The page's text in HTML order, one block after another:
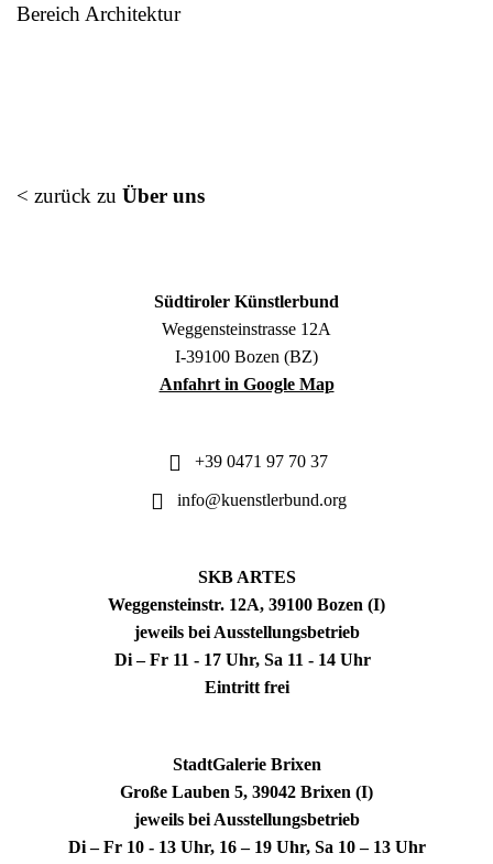
Bereich Architektur
< zurück zu Über uns
Südtiroler Künstlerbund
Weggensteinstrasse 12A
I-39100 Bozen (BZ)
Anfahrt in Google Map
+39 0471 97 70 37
info@kuenstlerbund.org
SKB ARTES
Weggensteinstr. 12A, 39100 Bozen (I)
jeweils bei Ausstellungsbetrieb
Di – Fr 11 - 17 Uhr, Sa 11 - 14 Uhr
Eintritt frei
StadtGalerie Brixen
Große Lauben 5, 39042 Brixen (I)
jeweils bei Ausstellungsbetrieb
Di – Fr 10 - 13 Uhr, 16 – 19 Uhr, Sa 10 – 13 Uhr